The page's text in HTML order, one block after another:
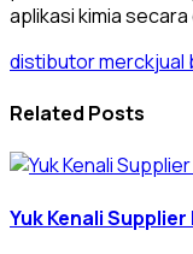
aplikasi kimia
distibutor merckjual
Related Posts
Yuk Kenali